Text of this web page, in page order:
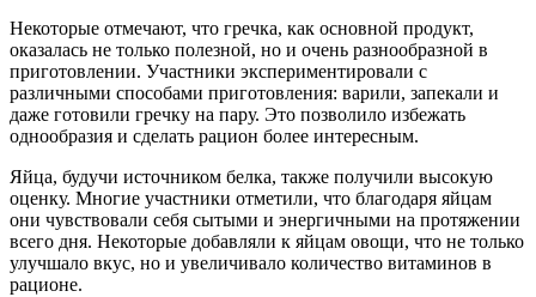
Некоторые отмечают, что гречка, как основной продукт,
оказалась не только полезной, но и очень разнообразной в
приготовлении. Участники экспериментировали с
различными способами приготовления: варили, запекали и
даже готовили гречку на пару. Это позволило избежать
однообразия и сделать рацион более интересным.
Яйца, будучи источником белка, также получили высокую
оценку. Многие участники отметили, что благодаря яйцам
они чувствовали себя сытыми и энергичными на протяжении
всего дня. Некоторые добавляли к яйцам овощи, что не только
улучшало вкус, но и увеличивало количество витаминов в
рационе.